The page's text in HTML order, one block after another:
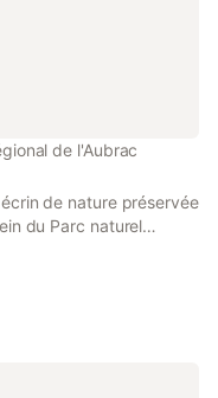
de l'Aubrac
de nature préservée
du Parc naturel
de Laguiole et 50
une invitation à
d’exception,